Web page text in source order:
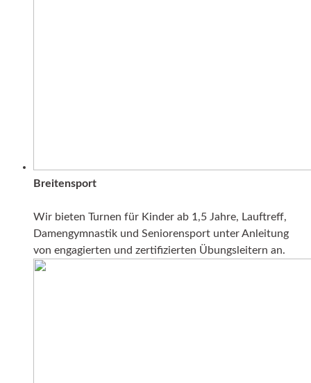
Breitensport
Wir bieten Turnen für Kinder ab 1,5 Jahre, Lauftreff,
Damengymnastik und Seniorensport unter Anleitung
von engagierten und zertifizierten Übungsleitern an.